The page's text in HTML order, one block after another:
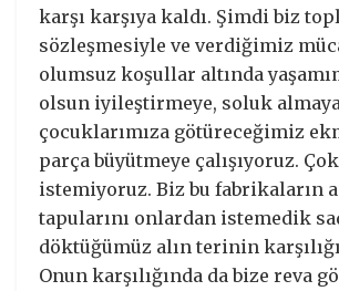
karşı karşıya kaldı. Şimdi biz
sözleşmesiyle ve verdiğimiz
olumsuz koşullar altında
olsun iyileştirmeye, soluk almaya
çocuklarımıza götüreceğimiz
parça büyütmeye çalışıyoruz.
istemiyoruz. Biz bu fabrikaların
tapularını onlardan istemedik
döktüğümüz alın terinin
Onun karşılığında da bize reva